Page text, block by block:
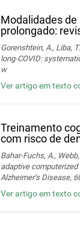
Modalidades
prolongado:
Gorenshtein, A., Liba,
long‑COVID:
w
Ver artigo em texto
Treinamento
com risco de
Bahar-Fuchs, A.,
adaptive
Alzheimer’s Disease,
Ver artigo em texto